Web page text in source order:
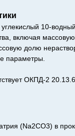
10-
включая массовую
долю
параметры.
ОКПД-2
(Na2CO3) в